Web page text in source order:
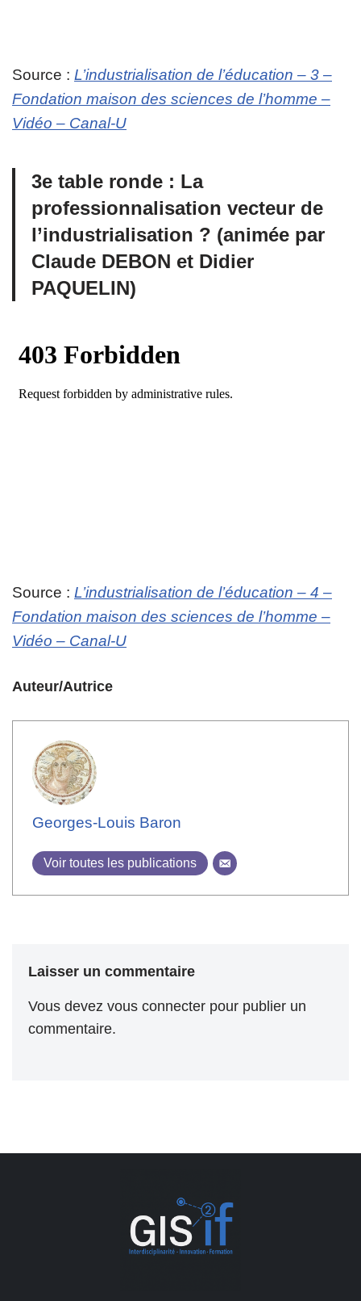
Source : L’industrialisation de l’éducation – 3 –
Fondation maison des sciences de l’homme –
Vidéo – Canal-U
3e table ronde : La
professionnalisation vecteur de
l’industrialisation ? (animée par
Claude DEBON et Didier
PAQUELIN)
Source : L’industrialisation de l’éducation – 4 –
Fondation maison des sciences de l’homme –
Vidéo – Canal-U
Auteur/Autrice
Georges-Louis Baron
Voir toutes les publications
Laisser un commentaire
Vous devez vous connecter pour publier un
commentaire.